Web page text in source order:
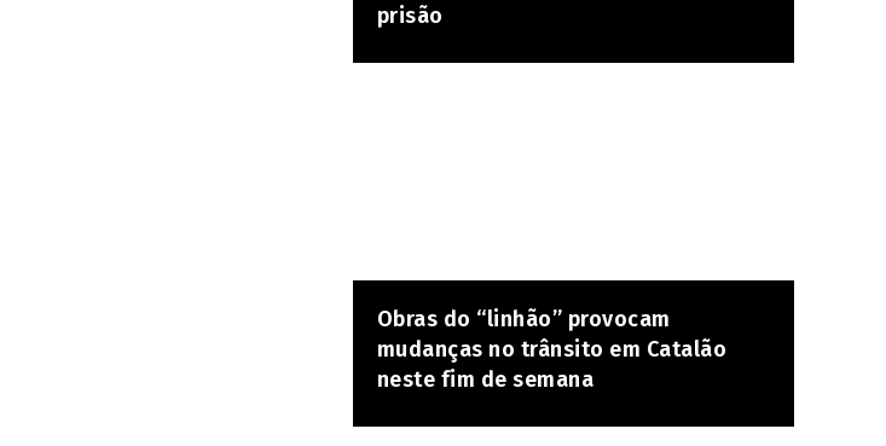
prisão
Obras do “linhão” provocam
mudanças no trânsito em Catalão
neste fim de semana